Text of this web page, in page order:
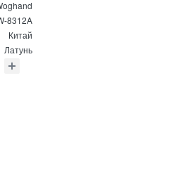
8312A
Китай
Латунь